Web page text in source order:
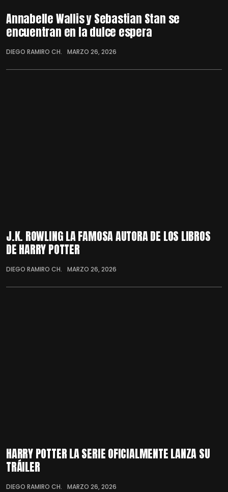
Annabelle Wallis y Sebastian Stan se
encuentran en la dulce espera
DIEGO RAMIRO CH. MARZO 26, 2026
J.K. ROWLING LA FAMOSA AUTORA DE LOS LIBROS
DE HARRY POTTER
DIEGO RAMIRO CH. MARZO 26, 2026
HARRY POTTER LA SERIE OFICIALMENTE LANZA SU
TRÁILER
DIEGO RAMIRO CH. MARZO 26, 2026